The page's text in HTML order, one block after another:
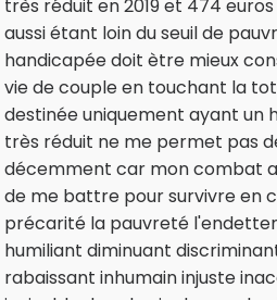
très réduit en 2019 et 474
aussi étant loin du seuil de
handicapée doit ètre mieux
vie de couple en touchant la
destinée uniquement ayant un
très réduit ne me permet pas
décemment car mon combat
de me battre pour survivre en
précarité la pauvreté
humiliant diminuant
rabaissant inhumain injuste